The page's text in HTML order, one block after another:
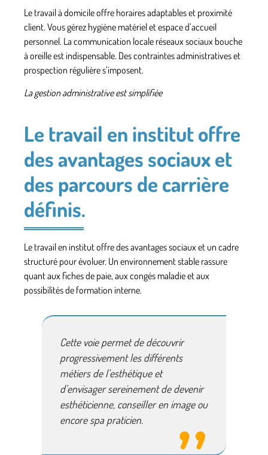
Le travail à domicile offre horaires adaptables et proximité
client. Vous gérez hygiène matériel et espace d’accueil
personnel. La communication locale réseaux sociaux bouche
à oreille est indispensable. Des contraintes administratives et
prospection régulière s’imposent.
La gestion administrative est simplifiée
Le travail en institut offre
des avantages sociaux et
des parcours de carrière
définis.
Le travail en institut offre des avantages sociaux et un cadre
structuré pour évoluer. Un environnement stable rassure
quant aux fiches de paie, aux congés maladie et aux
possibilités de formation interne.
Cette voie permet de découvrir
progressivement les différents
métiers de l’esthétiqueet
d’envisager sereinement dedevenir
esthéticienne, conseiller en imageou
encorespa praticien.